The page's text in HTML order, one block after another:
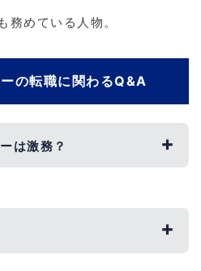
務めている人物。
の転職に関わるQ&A
は激務？
すると短い傾向にあります。
ことはなく、プライベートな
能です。